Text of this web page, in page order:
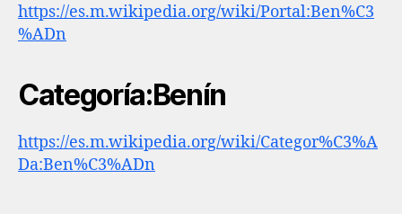
https://es.m.wikipedia.org/wiki/Portal:Ben%C3
%ADn
Categoría:Benín
https://es.m.wikipedia.org/wiki/Categor%C3%A
Da:Ben%C3%ADn